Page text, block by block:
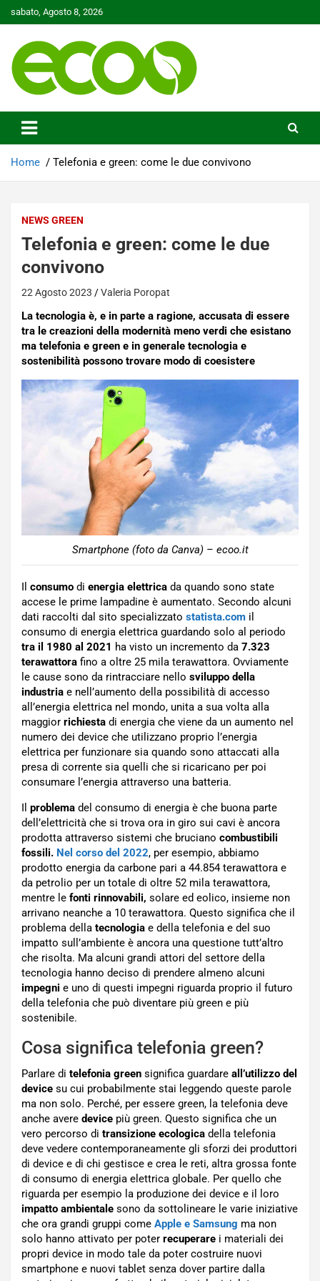
to
sabato, Agosto 8, 2026
Ecoo.it
Home Telefonia e green: come le due convivono
NEWS GREEN
Telefonia e green: come le due
convivono
22 Agosto 2023 Valeria Poropat
La tecnologia è, e in parte a ragione, accusata di essere
tra le creazioni della modernità meno verdi che esistano
ma telefonia e green e in generale tecnologia e
sostenibilità possono trovare modo di coesistere
Smartphone (foto da Canva) – ecoo.it
Il consumo di energia elettrica da quando sono state
accese le prime lampadine è aumentato. Secondo alcuni
dati raccolti dal sito specializzato statista.com il
consumo di energia elettrica guardando solo al periodo
tra il 1980 al 2021 ha visto un incremento da 7.323
terawattora fino a oltre 25 mila terawattora. Ovviamente
le cause sono da rintracciare nello sviluppo della
industria e nell’aumento della possibilità di accesso
all’energia elettrica nel mondo, unita a sua volta alla
maggior richiesta di energia che viene da un aumento nel
numero dei device che utilizzano proprio l’energia
elettrica per funzionare sia quando sono attaccati alla
presa di corrente sia quelli che si ricaricano per poi
consumare l’energia attraverso una batteria.
Il problema del consumo di energia è che buona parte
dell’elettricità che si trova ora in giro sui cavi è ancora
prodotta attraverso sistemi che bruciano combustibili
fossili. Nel corso del 2022, per esempio, abbiamo
prodotto energia da carbone pari a 44.854 terawattora e
da petrolio per un totale di oltre 52 mila terawattora,
mentre le fonti rinnovabili, solare ed eolico, insieme non
arrivano neanche a 10 terawattora. Questo significa che il
problema della tecnologia e della telefonia e del suo
impatto sull’ambiente è ancora una questione tutt’altro
che risolta. Ma alcuni grandi attori del settore della
tecnologia hanno deciso di prendere almeno alcuni
impegni e uno di questi impegni riguarda proprio il futuro
della telefonia che può diventare più green e più
sostenibile.
Cosa significa telefonia green?
Parlare di telefonia green significa guardare all’utilizzo del
device su cui probabilmente stai leggendo queste parole
ma non solo. Perché, per essere green, la telefonia deve
anche avere device più green. Questo significa che un
vero percorso di transizione ecologica della telefonia
deve vedere contemporaneamente gli sforzi dei produttori
di device e di chi gestisce e crea le reti, altra grossa fonte
di consumo di energia elettrica globale. Per quello che
riguarda per esempio la produzione dei device e il loro
impatto ambientale sono da sottolineare le varie iniziative
che ora grandi gruppi come Apple e Samsung ma non
solo hanno attivato per poter recuperare i materiali dei
propri device in modo tale da poter costruire nuovi
smartphone e nuovi tablet senza dover partire dalla